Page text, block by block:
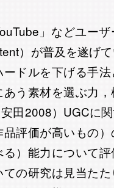
」などユー
）が普及を遂げ
ドルを下げる手
う素材を選ぶ力
田2008）UGCに
評価が高いもの
）能力について
の研究は見当た